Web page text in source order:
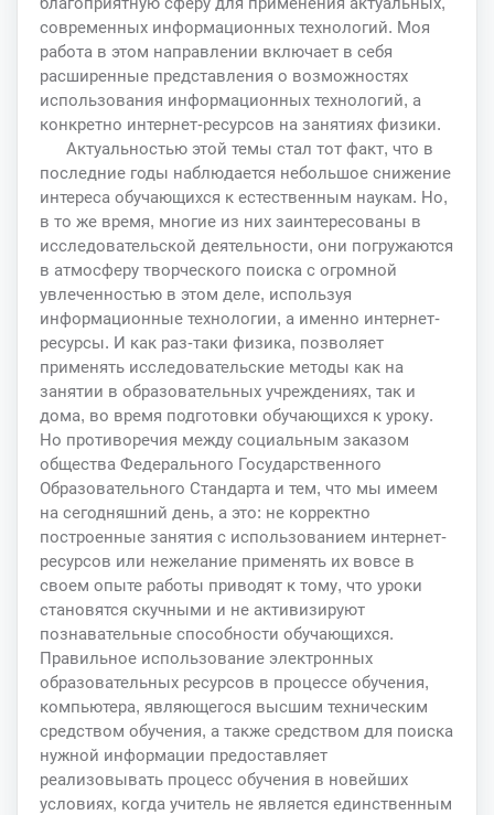
современных информационных технологий. Моя
работа в этом направлении включает в себя
расширенные представления о возможностях
использования информационных технологий, а
конкретно интернет-ресурсов на занятиях физики.
Актуальностью этой темы стал тот факт, что в
последние годы наблюдается небольшое снижение
интереса обучающихся к естественным наукам. Но,
в то же время, многие из них заинтересованы в
исследовательской деятельности, они погружаются
в атмосферу творческого поиска с огромной
увлеченностью в этом деле, используя
информационные технологии, а именно интернет-
ресурсы. И как раз-таки физика, позволяет
применять исследовательские методы как на
занятии в образовательных учреждениях, так и
дома, во время подготовки обучающихся к уроку.
Но противоречия между социальным заказом
общества Федерального Государственного
Образовательного Стандарта и тем, что мы имеем
на сегодняшний день, а это: не корректно
построенные занятия с использованием интернет-
ресурсов или нежелание применять их вовсе в
своем опыте работы приводят к тому, что уроки
становятся скучными и не активизируют
познавательные способности обучающихся.
Правильное использование электронных
образовательных ресурсов в процессе обучения,
компьютера, являющегося высшим техническим
средством обучения, а также средством для поиска
нужной информации предоставляет
реализовывать процесс обучения в новейших
условиях, когда учитель не является единственным